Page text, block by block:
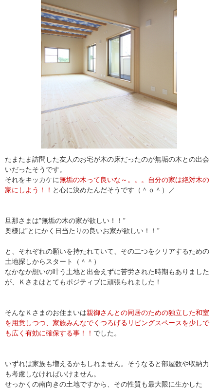
たまたま訪問した友人のお宅が木の床だったのが無垢の木との出会
いだったそうです。
それをキッカケに無垢の木って良いな～。。。自分の家は絶対木の
家にしよう！！ と心に決めたんだそうです（＾ｏ＾）／
旦那さまは”無垢の木の家が欲しい！！”
奥様は”とにかく日当たりの良いお家が欲しい！！”
と、それぞれの願いを持たれていて、その二つをクリアするための
土地探しからスタート（＾＾）
なかなか想いの叶う土地と出会えずに苦労された時期もありました
が、Ｋさまはとてもポジティブに頑張られました！
そんなＫさまのお住まいは親御さんとの同居のための独立した和室
を用意しつつ、家族みんなでくつろげるリビングスペースを少しで
も広く有効に確保する事！！ でした。
いずれは家族も増えるかもしれません。そうなると部屋数や収納力
も考慮しなければいけません。
せっかくの南向きの土地ですから、その性質も最大限に生かした